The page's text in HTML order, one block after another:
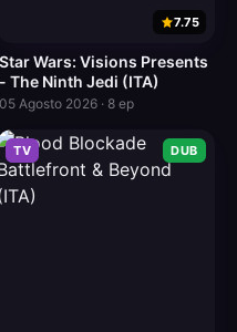
7.75
Star Wars: Visions Presents
- The Ninth Jedi (ITA)
05 Agosto 2026 · 8 ep
TV DUB